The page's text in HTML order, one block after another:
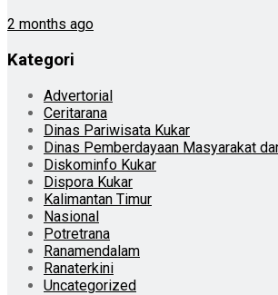
2 months ago
Kategori
Advertorial
Ceritarana
Dinas Pariwisata Kukar
Dinas Pemberdayaan Masyarakat
Diskominfo Kukar
Dispora Kukar
Kalimantan Timur
Nasional
Potretrana
Ranamendalam
Ranaterkini
Uncategorized